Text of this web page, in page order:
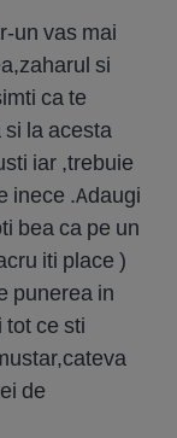
un vas mai
si
ca te
la acesta
iar ,trebuie
inece .Adaugi
bea ca pe un
iti place )
punerea in
ce sti
de